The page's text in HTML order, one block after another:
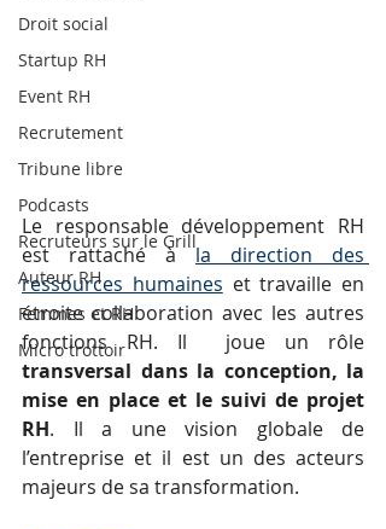
Droit social
Startup RH
Event RH
Recrutement
Tribune libre
Podcasts
Recruteurs sur le Grill
Auteur RH
Femmes et RH
Micro trottoir
Le responsable développement RH
est rattaché à la direction des
ressources humaines et travaille en
étroite collaboration avec les autres
transversal dans la conception, la
mise en place et le suivi de projet
RH. Il a une vision globale de
l’entreprise et il est un des acteurs
majeurs de sa transformation.